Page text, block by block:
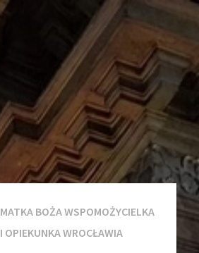
MATKA BOŻA WSPOMOŻYCIELKA
I OPIEKUNKA WROCŁAWIA